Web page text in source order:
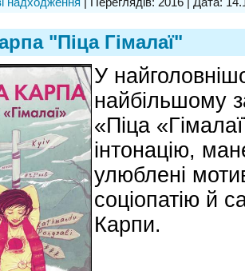
"Піца Гімалаї"
У
найбільшому
«Піца
інтонацію,
улюблені
соціопатію й
Карпи.